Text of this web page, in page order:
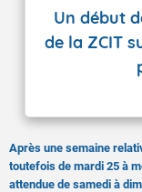
Un début
de la ZCIT
Après une semaine
toutefois de mardi 25 à
attendue de samedi à